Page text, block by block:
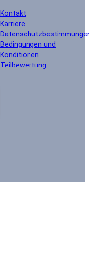
Kontakt
Karriere
Bedingungen und
Konditionen
Teilbewertung